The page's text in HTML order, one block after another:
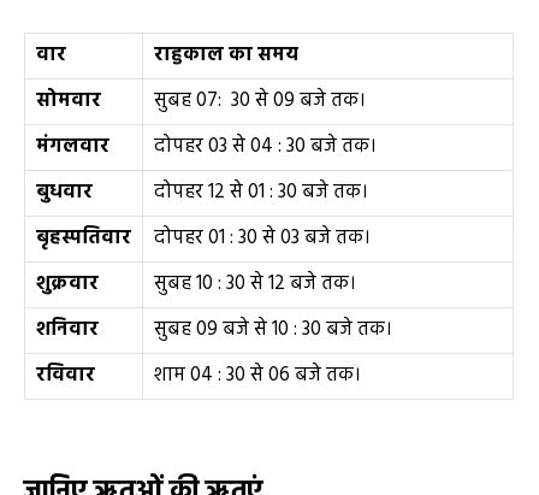
वार
राहुकाल का समय
सोमवार
सुबह 07: 30 से 09 बजे तक।
मंगलवार
दोपहर 03 से 04 : 30 बजे तक।
बुधवार
दोपहर 12 से 01 : 30 बजे तक।
बृहस्पतिवार
दोपहर 01 : 30 से 03 बजे तक।
शुक्रवार
सुबह 10 : 30 से 12 बजे तक।
शनिवार
सुबह 09 बजे से 10 : 30 बजे तक।
रविवार
शाम 04 : 30 से 06 बजे तक।